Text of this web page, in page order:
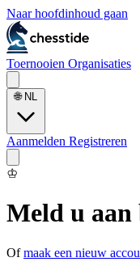
Naar hoofdinhoud gaan
Toernooien Organisaties
🌐 NL
Aanmelden Registreren
♔
Meld u
Ofmaak een nieuw